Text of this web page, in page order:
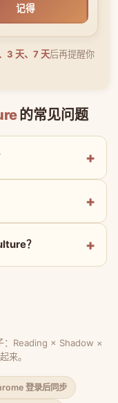
记得
3 天、7 天后再提醒你
的常见问题
？
：Reading × Shadow ×
来。
登录后同步